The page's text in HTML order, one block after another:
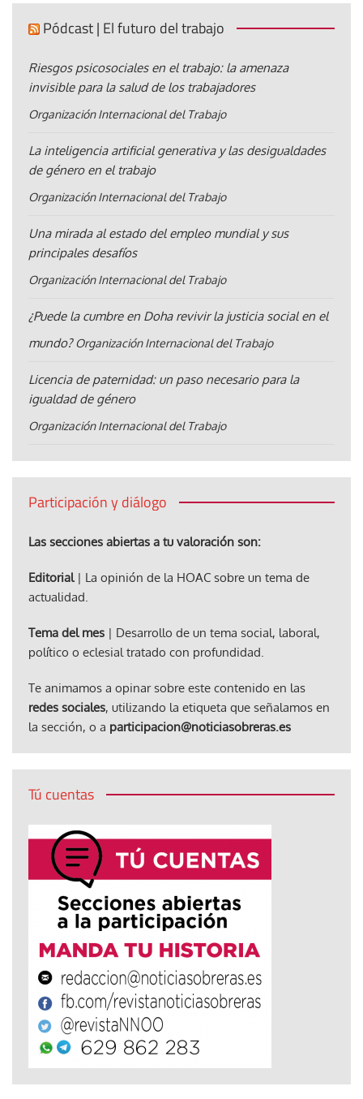
Pódcast | El futuro del trabajo
Riesgos psicosociales en el trabajo: la amenaza
invisible para la salud de los trabajadores
Organización Internacional del Trabajo
La inteligencia artificial generativa y las desigualdades
de género en el trabajo
Organización Internacional del Trabajo
Una mirada al estado del empleo mundial y sus
principales desafíos
Organización Internacional del Trabajo
¿Puede la cumbre en Doha revivir la justicia social en el
mundo? Organización Internacional del Trabajo
Licencia de paternidad: un paso necesario para la
igualdad de género
Organización Internacional del Trabajo
Participación y diálogo
Las secciones abiertas a tu valoración son:
Editorial| La opinión de la HOAC sobre un tema de
actualidad.
Tema del mes | Desarrollo de un tema social, laboral,
político o eclesial tratado con profundidad.
Te animamos a opinar sobre este contenido en las
redes sociales, utilizando la etiqueta que señalamos en
la sección, o a participacion@noticiasobreras.es
Tú cuentas